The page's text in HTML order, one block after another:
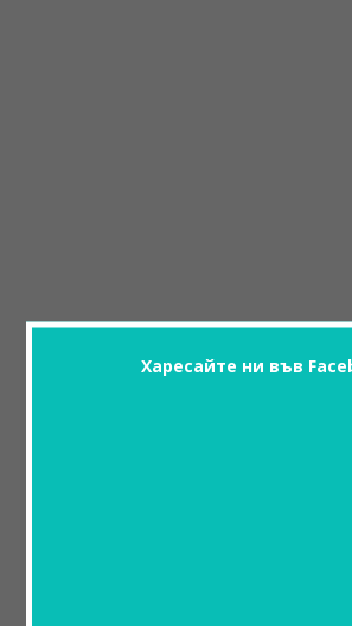
Харесайте ни във